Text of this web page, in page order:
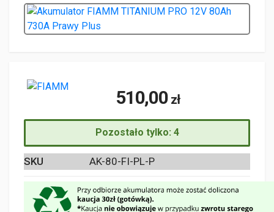
510,00 zł
Pozostało tylko: 4
SKU AK-80-FI-PL-P